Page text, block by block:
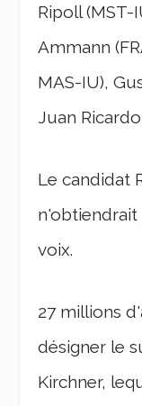
Ripoll (MST-
Ammann
MAS-IU),
Juan
Le candidat
n'obtiendrait
voix.
27 millions
désigner le
Kirchner,